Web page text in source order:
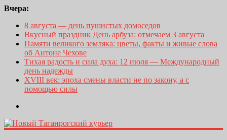
Вчера:
8 августа — день пушистых домоседов
Вкусный праздник День арбуза: отмечаем 3 августа
Памяти великого земляка: цветы, факты и живые слова
об Антоне Чехове
Тихая радость и сила духа: 12 июля — Международный
день надежды
XVIII век: эпоха смены власти не по закону, а с
помощью силы